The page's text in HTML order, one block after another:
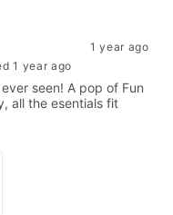
1 year ago
1 year ago
seen! A pop of Fun
all the esentials fit